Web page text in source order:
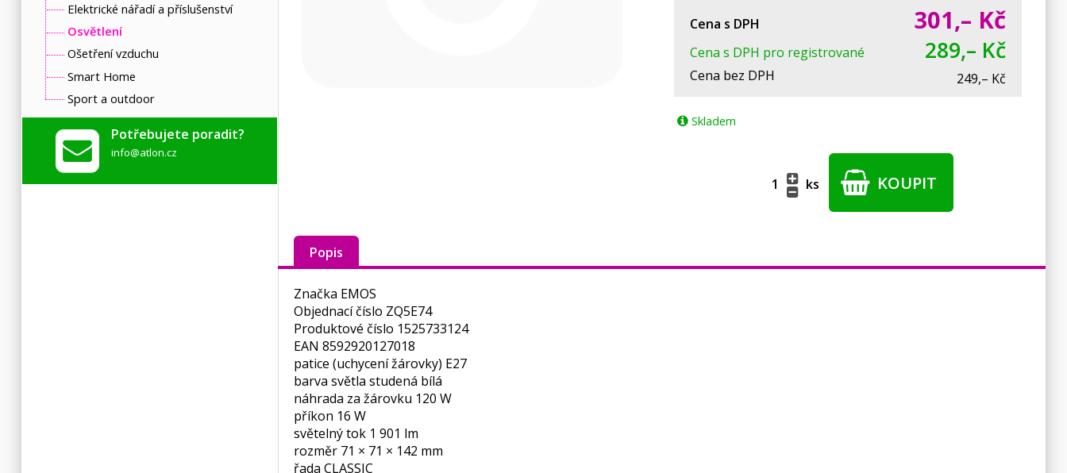
Elektrické nářadí a příslušenství
Osvětlení
Ošetření vzduchu
Smart Home
Sport a outdoor
Potřebujete poradit?
info@atlon.cz
Cena s DPH 301,– Kč
Cena s DPH pro registrované 289,– Kč
Cena bez DPH 249,– Kč
Skladem
ks KOUPIT
Popis
Značka EMOS
Objednací číslo ZQ5E74
Produktové číslo 1525733124
EAN 8592920127018
patice (uchycení žárovky) E27
barva světla studená bílá
náhrada za žárovku 120 W
příkon 16 W
světelný tok 1 901 lm
rozměr 71 × 71 × 142 mm
řada CLASSIC